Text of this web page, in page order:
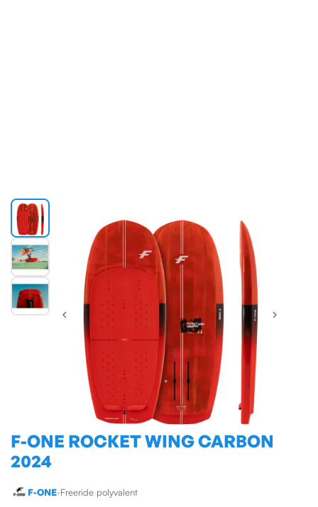
F-ONE ROCKET WING CARBON
2024
F-ONE•Freeride polyvalent